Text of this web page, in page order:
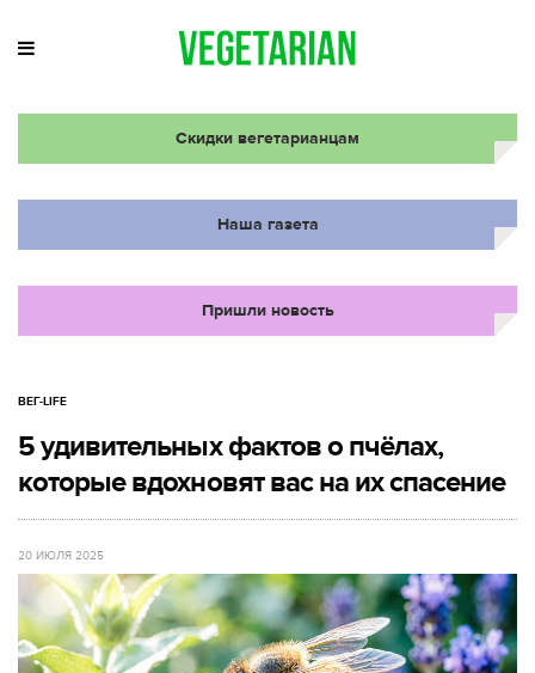
Скидки вегетарианцам
Наша газета
Пришли новость
ВЕГ-LIFE
5 удивительных фактов о пчёлах,
которые вдохновят вас на их спасение
20 ИЮЛЯ 2025